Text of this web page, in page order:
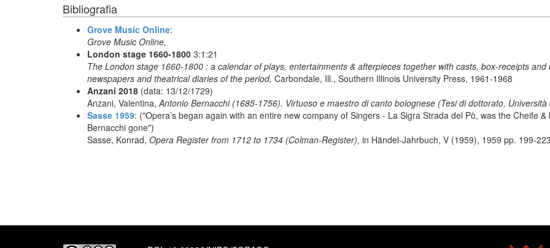
Bibliografia
Grove Music Online:
Grove Music Online,
London stage 1660-1800 3:1:21
The London stage 1660-1800 : a calendar of plays, entertainments & afterpieces together with casts, box-receipts
newspapers and theatrical diaries of the period, Carbondale, Ill., Southern Illinois University Press, 1961-1968
Anzani 2018 (data: 13/12/1729)
Anzani, Valentina,Antonio Bernacchi (1685-1756). Virtuoso e maestro di canto bolognese (Tesi di dottorato, Università
Sasse 1959: ("Opera’s began again with an entire new company of Singers - La Sigra Strada del Pò, was the Cheife
Bernacchi gone")
Sasse, Konrad, Opera Register from 1712 to 1734 (Colman-Register), in Händel-Jahrbuch, V (1959), 1959 pp. 199-223